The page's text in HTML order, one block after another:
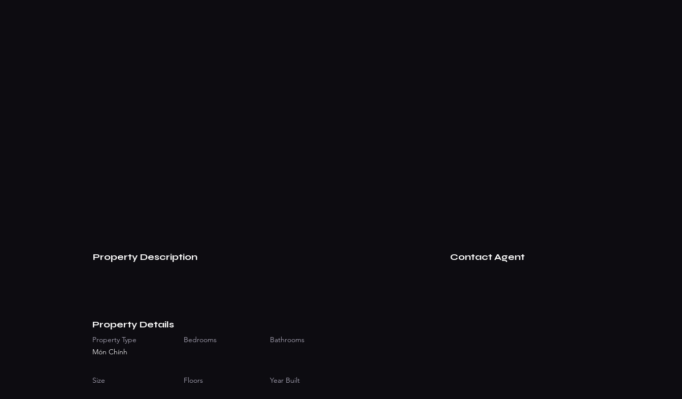
Property Description Contact Agent
Property Details
Property Type
Món Chính
Bedrooms Bathrooms
Size Floors Year Built